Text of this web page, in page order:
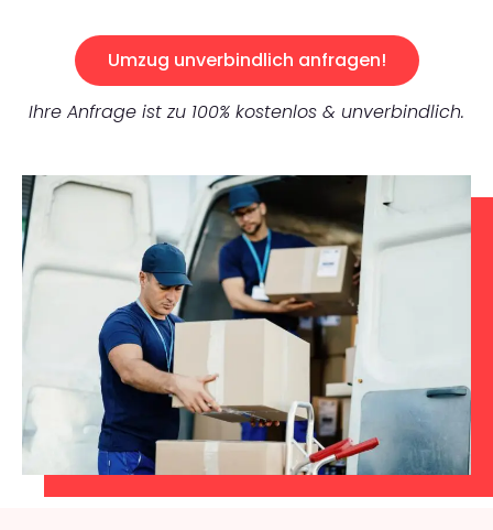
Umzug unverbindlich anfragen!
Ihre Anfrage ist zu 100% kostenlos & unverbindlich.